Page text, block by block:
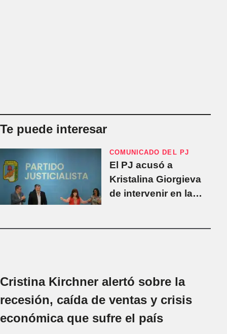
Te puede interesar
COMUNICADO DEL PJ
El PJ acusó a
Kristalina Giorgieva
de intervenir en la
Cristina Kirchner alertó sobre la
recesión, caída de ventas y crisis
económica que sufre el país